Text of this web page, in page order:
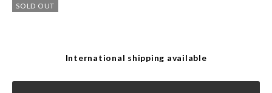
SOLD OUT
International shipping available